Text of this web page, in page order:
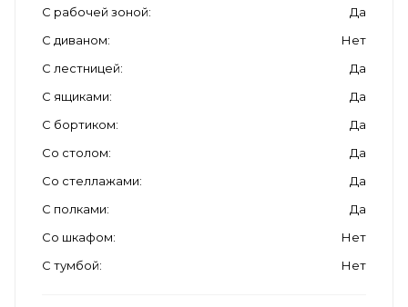
С рабочей зоной
Да
С диваном
Нет
С лестницей
Да
С ящиками
Да
С бортиком
Да
Со столом
Да
Со стеллажами
Да
С полками
Да
Со шкафом
Нет
С тумбой
Нет